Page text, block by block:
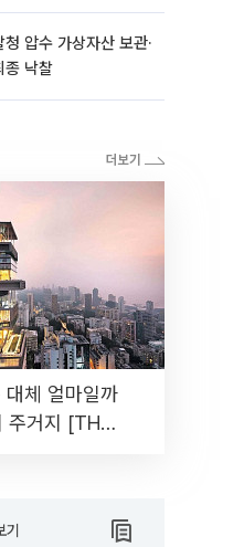
압수 가상자산 보관·
종 낙찰
체 얼마일까
주거지 [THE